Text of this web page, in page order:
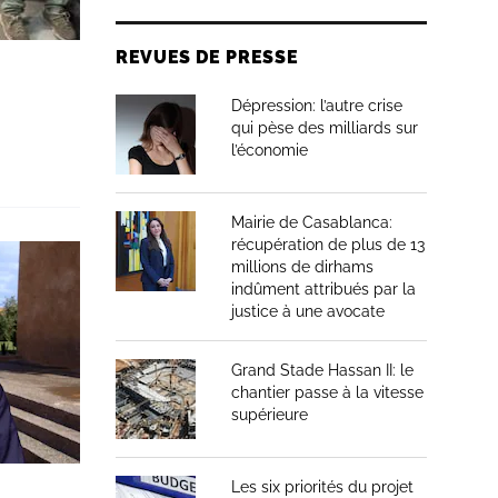
REVUES DE PRESSE
Dépression: l’autre crise
qui pèse des milliards sur
l’économie
Mairie de Casablanca:
récupération de plus de 13
millions de dirhams
indûment attribués par la
justice à une avocate
Grand Stade Hassan II: le
chantier passe à la vitesse
supérieure
Les six priorités du projet